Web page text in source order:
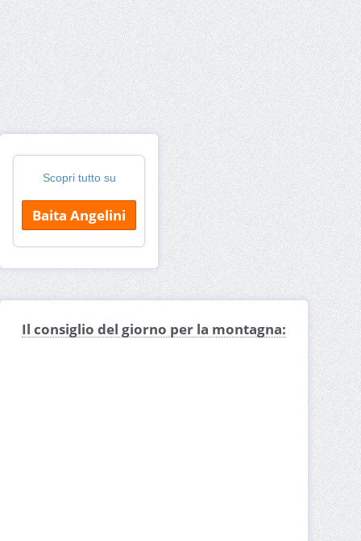
Scopri tutto su
Baita Angelini
Il consiglio del giorno per la montagna: